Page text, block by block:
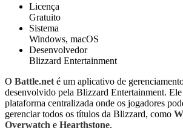
Licença
Gratuito
Sistema
Windows, macOS
Desenvolvedor
Blizzard Entertainment
O Battle.net é um aplicativo de
desenvolvido pela Blizzard Entertainment.
plataforma centralizada onde os jogadores
gerenciar todos os títulos da Blizzard, como
Overwatch e Hearthstone.